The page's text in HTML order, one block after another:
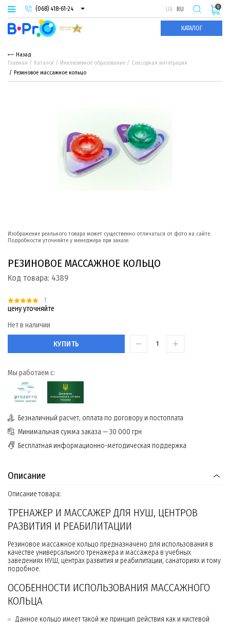
(068) 418-61-24
(093) 974-66-94
(095) 987-29-55
UA RU
КАТАЛОГ
0
Назад
Главная
Каталог Инклюзивное образование
Сенсорная интеграция
Резиновое массажное кольцо
Изображение реального товара может существенно отличаться от фото на сайте.
Подробности уточняйте у менеджера при заказе.
РЕЗИНОВОЕ МАССАЖНОЕ КОЛЬЦО
Код товара: 4389
1
цену уточняйте
Нет в наличии
КУПИТЬ
Мы работаем с:
Безналичный расчет, оплата по договору и постоплата
Минимальная сумма заказа — 30 000 грн
Бесплатная информационно-методическая поддержка
Описание
Описание товара:
ТРЕНАЖЕР И МАССАЖЕР ДЛЯ НУШ, ЦЕНТРОВ
РАЗВИТИЯ И РЕАБИЛИТАЦИИ
Резиновое массажное кольцо предназначено для использования в
качестве универсального тренажера и массажера в учебных
заведениях НУШ, центрах развития и реабилитации, санаториях и тому
подобное.
ОСОБЕННОСТИ ИСПОЛЬЗОВАНИЯ МАССАЖНОГО
КОЛЬЦА
Данное кольцо имеет такой же принцип действия как и кистевой